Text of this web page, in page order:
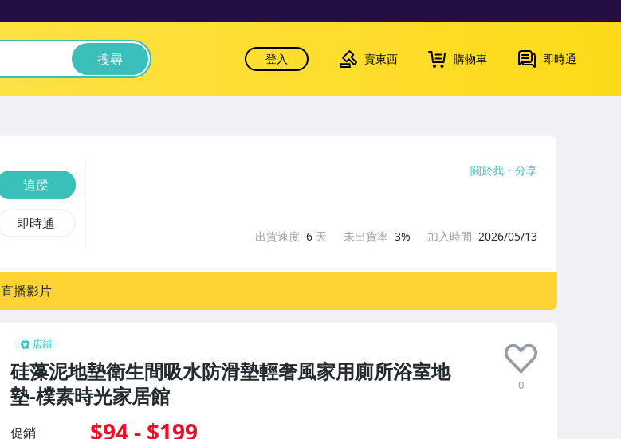
搜尋 登入 賣東西 購物車 即時通
店鋪
硅藻泥地墊衛生間吸水防滑墊輕奢風家用廁所浴室地
墊-樸素時光家居館
0
促銷 $94 - $199
追蹤
即時通
關於我 分享
出貨速度 6 天 未出貨率 3% 加入時間 2026/05/13
直播影片